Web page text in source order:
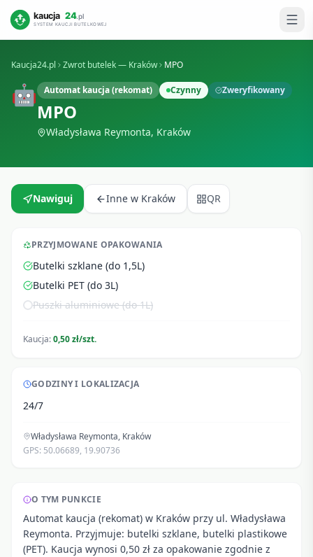
Kaucja24.pl Zwrot butelek — Kraków MPO
🤖 Automat kaucja (rekomat) Czynny Zweryfikowany
MPO
Władysława Reymonta, Kraków
Nawiguj Inne w Kraków QR
PRZYJMOWANE OPAKOWANIA
Butelki szklane (do 1,5L)
Butelki PET (do 3L)
Puszki aluminiowe (do 1L)
Kaucja:0,50 zł/szt.
GODZINY I LOKALIZACJA
24/7
Władysława Reymonta, Kraków
GPS: 50.06689, 19.90736
O TYM PUNKCIE
Automat kaucja (rekomat) w Kraków przy ul. Władysława
Reymonta. Przyjmuje: butelki szklane, butelki plastikowe
(PET). Kaucja wynosi 0,50 zł za opakowanie zgodnie z